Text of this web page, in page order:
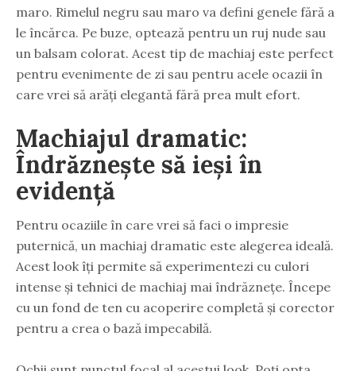
maro. Rimelul negru sau maro va defini genele fără a
le încărca. Pe buze, optează pentru un ruj nude sau
un balsam colorat. Acest tip de machiaj este perfect
pentru evenimente de zi sau pentru acele ocazii în
care vrei să arăți elegantă fără prea mult efort.
Machiajul dramatic:
Îndrăznește să ieși în
evidență
Pentru ocaziile în care vrei să faci o impresie
puternică, un machiaj dramatic este alegerea ideală.
Acest look îți permite să experimentezi cu culori
intense și tehnici de machiaj mai îndrăznețe. Începe
cu un fond de ten cu acoperire completă și corector
pentru a crea o bază impecabilă.